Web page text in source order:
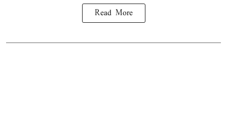
Read More